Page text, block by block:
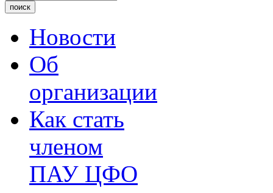
Новости
Об
организации
Как стать
членом
ПАУ ЦФО